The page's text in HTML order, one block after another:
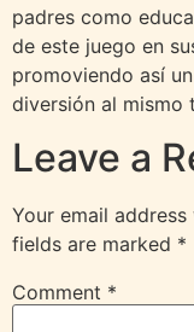
padres como
de este juego en
promoviendo así
diversión al mismo
Leave a
Your email
fields are marked *
Comment *